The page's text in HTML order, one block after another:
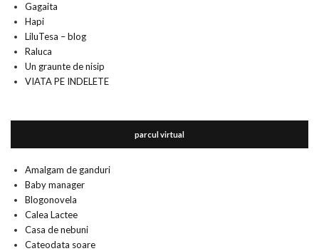
Gagaita
Hapi
LiluTesa – blog
Raluca
Un graunte de nisip
VIATA PE INDELETE
parcul virtual
Amalgam de ganduri
Baby manager
Blogonovela
Calea Lactee
Casa de nebuni
Cateodata soare